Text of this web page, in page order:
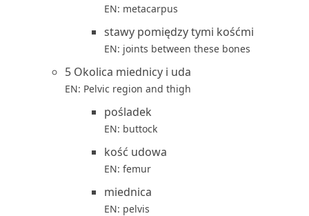
EN: metacarpus
stawy pomiędzy tymi kośćmi
EN: joints between these bones
5 Okolica miednicy i uda
EN: Pelvic region and thigh
pośladek
EN: buttock
kość udowa
EN: femur
miednica
EN: pelvis